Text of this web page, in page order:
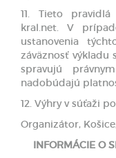
11. Tieto
kral.net. V
ustanovenia
záväznosť výkladu
spravujú
nadobúdajú
12. Výhry v súťaži
Organizátor, Košice,
INFORMÁCIE O